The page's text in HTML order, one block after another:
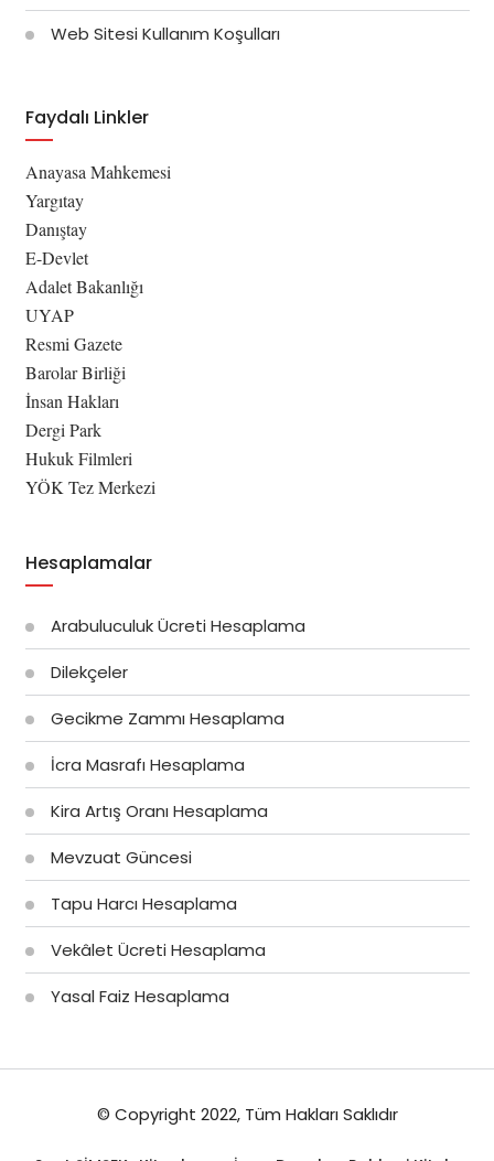
Web Sitesi Kullanım Koşulları
Faydalı Linkler
Anayasa Mahkemesi
Yargıtay
Danıştay
E-Devlet
Adalet Bakanlığı
UYAP
Resmi Gazete
Barolar Birliği
İnsan Hakları
Dergi Park
Hukuk Filmleri
YÖK Tez Merkezi
Hesaplamalar
Arabuluculuk Ücreti Hesaplama
Dilekçeler
Gecikme Zammı Hesaplama
İcra Masrafı Hesaplama
Kira Artış Oranı Hesaplama
Mevzuat Güncesi
Tapu Harcı Hesaplama
Vekâlet Ücreti Hesaplama
Yasal Faiz Hesaplama
© Copyright 2022, Tüm Hakları Saklıdır